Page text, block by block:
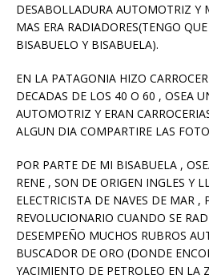
DESABOLLADURA AUTOMOTRIZ Y
MAS ERA RADIADORES(TENGO
BISABUELO Y BISABUELA).
EN LA PATAGONIA HIZO
DECADAS DE LOS 40 O 60 , OSEA
AUTOMOTRIZ Y ERAN
ALGUN DIA COMPARTIRE LAS
POR PARTE DE MI BISABUELA ,
RENE , SON DE ORIGEN INGLES Y
ELECTRICISTA DE NAVES DE MAR ,
REVOLUCIONARIO CUANDO SE
DESEMPEÑO MUCHOS RUBROS
BUSCADOR DE ORO (DONDE
YACIMIENTO DE PETROLEO EN LA